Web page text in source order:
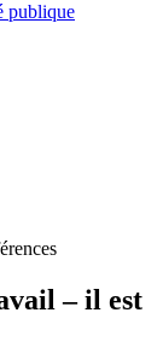
publique
– il est